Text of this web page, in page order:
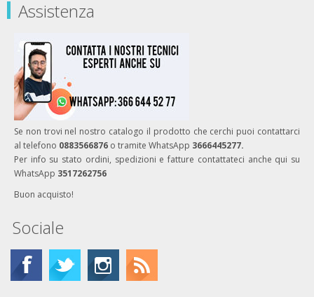
Assistenza
Se non trovi nel nostro catalogo il prodotto che cerchi puoi contattarci
al telefono 0883566876 o tramite WhatsApp 3666445277.
Per info su stato ordini, spedizioni e fatture contattateci anche qui su
WhatsApp 3517262756
Buon acquisto!
Sociale